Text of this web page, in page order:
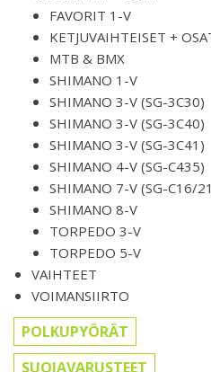
FAVORIT 1-V
KETJUVAIHTEISET +
MTB & BMX
SHIMANO 1-V
SHIMANO 3-V (SG-3C30)
SHIMANO 3-V (SG-3C40)
SHIMANO 3-V (SG-3C41)
SHIMANO 4-V (SG-C435)
SHIMANO 7-V (SG-C16/
SHIMANO 8-V
TORPEDO 3-V
TORPEDO 5-V
VAIHTEET
VOIMANSIIRTO
POLKUPYÖRÄT
SUOJAVARUSTEET